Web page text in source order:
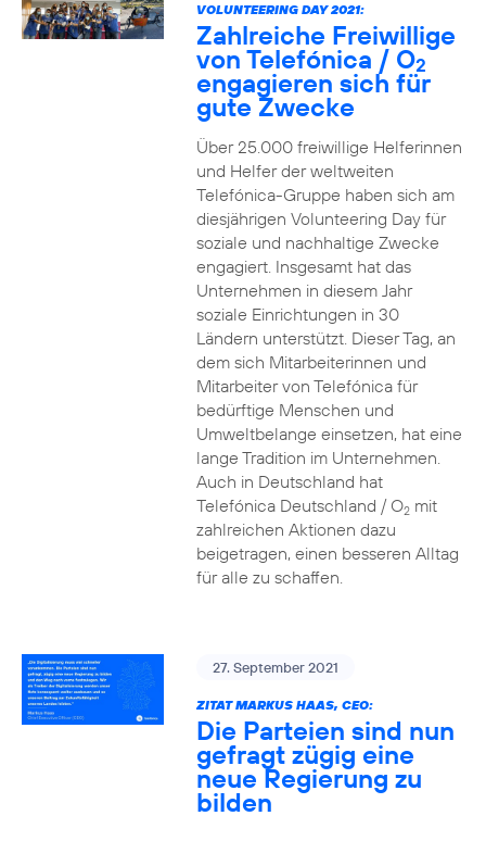
VOLUNTEERING DAY 2021:
Zahlreiche Freiwillige
von Telefónica / O2
engagieren sich für
gute Zwecke
Über 25.000 freiwillige Helferinnen
und Helfer der weltweiten
Telefónica-Gruppe haben sich am
diesjährigen Volunteering Day für
soziale und nachhaltige Zwecke
engagiert. Insgesamt hat das
Unternehmen in diesem Jahr
soziale Einrichtungen in 30
Ländern unterstützt. Dieser Tag, an
dem sich Mitarbeiterinnen und
Mitarbeiter von Telefónica für
bedürftige Menschen und
Umweltbelange einsetzen, hat eine
lange Tradition im Unternehmen.
Auch in Deutschland hat
Telefónica Deutschland / O2mit
zahlreichen Aktionen dazu
beigetragen, einen besseren Alltag
für alle zu schaffen.
27. September 2021
ZITAT MARKUS HAAS, CEO:
Die Parteien sind nun
gefragt zügig eine
neue Regierung zu
bilden